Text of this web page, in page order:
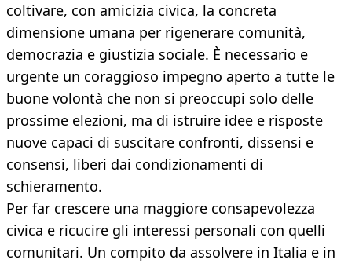
coltivare, con amicizia civica, la concreta
dimensione umana per rigenerare comunità,
democrazia e giustizia sociale. È necessario e
urgente un coraggioso impegno aperto a tutte le
buone volontà che non si preoccupi solo delle
prossime elezioni, ma di istruire idee e risposte
nuove capaci di suscitare confronti, dissensi e
consensi, liberi dai condizionamenti di
schieramento.
Per far crescere una maggiore consapevolezza
civica e ricucire gli interessi personali con quelli
comunitari. Un compito da assolvere in Italia e in